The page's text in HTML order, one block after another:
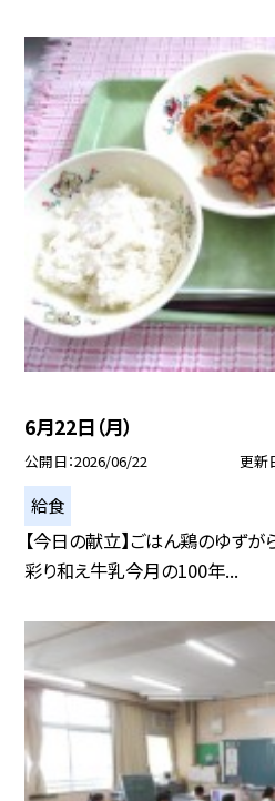
6月22日（月）
公開日 2026/06/22 更新
給食
【今日の献立】ごはん鶏のゆず
彩り和え牛乳今月の100年...